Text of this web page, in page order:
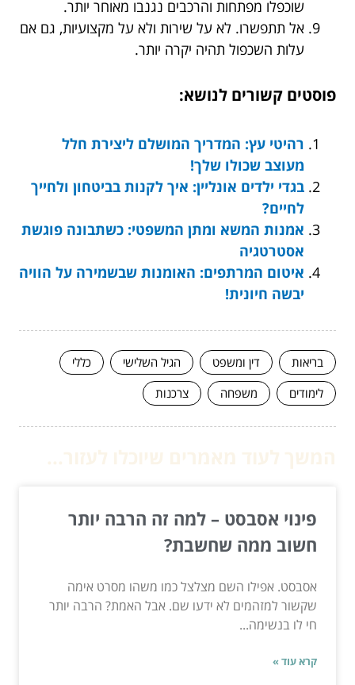
שוכפלו מפתחות והרכבים נגנבו מאוחר יותר.
אל תתפשרו. לא על שירות ולא על מקצועיות, גם אם
עלות השכפול תהיה יקרה יותר.
פוסטים קשורים לנושא:
רהיטי עץ: המדריך המושלם ליצירת חלל
מעוצב שכולו שלך!
בגדי ילדים אונליין: איך לקנות בביטחון ולחייך
לחיים?
אמנות המשא ומתן המשפטי: כשתבונה פוגשת
אסטרטגיה
איטום המרתפים: האומנות שבשמירה על הוויה
יבשה חיונית!
בריאות דין ומשפט הגיל השלישי
כללי
לימודים
משפחה צרכנות
פינוי אסבסט – למה זה הרבה יותר
חשוב ממה שחשבת?
אסבסט. אפילו השם מצלצל כמו משהו מסרט אימה
שקשור למזהמים לא ידעו שם. אבל האמת? הרבה יותר
חי לו בנשימה...
קרא עוד »